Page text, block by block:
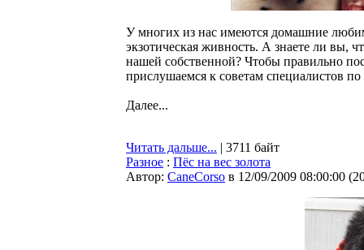
У многих из нас имеются домашние
экзотическая живность. А знаете ли вы,
нашей собственной? Чтобы правильно
прислушаемся к советам специалистов
Далее...
Читать дальше... | 3711 байт
Разное : Пёс на вес золота
Автор: CaneCorso в 12/09/2009 08:00:00 (